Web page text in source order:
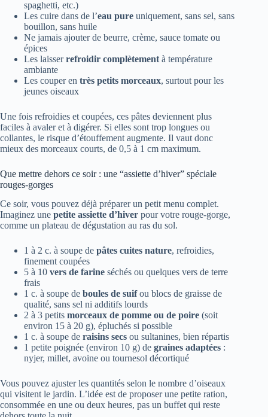
spaghetti, etc.)
Les cuire dans de l’eau pure uniquement, sans sel, sans
bouillon, sans huile
Ne jamais ajouter de beurre, crème, sauce tomate ou
épices
Les laisserrefroidir complètement à température
ambiante
Les couper en très petits morceaux, surtout pour les
jeunes oiseaux
Une fois refroidies et coupées, ces pâtes deviennent plus
faciles à avaler et à digérer. Si elles sont trop longues ou
collantes, le risque d’étouffement augmente. Il vaut donc
mieux des morceaux courts, de 0,5 à 1 cm maximum.
Que mettre dehors ce soir : une “assiette d’hiver” spéciale
rouges-gorges
Ce soir, vous pouvez déjà préparer un petit menu complet.
Imaginez une petite assiette d’hiver pour votre rouge-gorge,
comme un plateau de dégustation au ras du sol.
1 à 2 c. à soupe de pâtes cuites nature, refroidies,
finement coupées
5 à 10 vers de farine séchés ou quelques vers de terre
frais
1 c. à soupe de boules de suifou blocs de graisse de
qualité, sans sel ni additifs lourds
2 à 3 petits morceaux de pomme ou de poire (soit
environ 15 à 20 g), épluchés si possible
1 c. à soupe de raisins secs ou sultanines, bien répartis
1 petite poignée (environ 10 g) de graines adaptées :
nyjer, millet, avoine ou tournesol décortiqué
Vous pouvez ajuster les quantités selon le nombre d’oiseaux
qui visitent le jardin. L’idée est de proposer une petite ration,
consommée en une ou deux heures, pas un buffet qui reste